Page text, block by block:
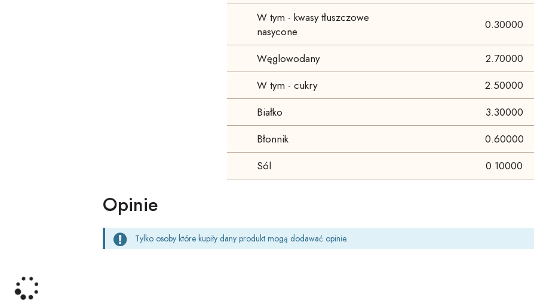
W tym - kwasy tłuszczowe
nasycone
0.30000
Węglowodany
2.70000
W tym - cukry
2.50000
Białko
3.30000
Błonnik
0.60000
Sól
0.10000
Opinie
Tylko osoby które kupiły dany produkt mogą dodawać opinie.